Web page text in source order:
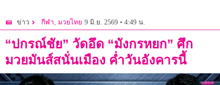
ข่าว กีฬา, มวยไทย 9 มิ.ย. 2569 • 4:49 น.
“ปกรณ์ชัย” วัดอึด “มังกรหยก” ศึก
มวยมันส์สนั่นเมือง ค่ำวันอังคารนี้